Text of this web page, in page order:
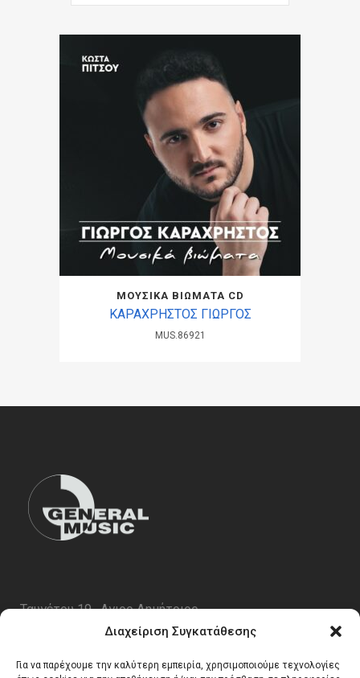
Διαχείριση Συγκατάθεσης
Για να παρέχουμε την καλύτερη εμπειρία, χρησιμοποιούμε τεχνολογίες
ΜΟΥΣΙΚΑ ΒΙΩΜΑΤΑ CD
ΚΑΡΑΧΡΗΣΤΟΣ ΓΙΩΡΓΟΣ
MUS.86921
Ταυγέτου 19 , Αγιος Δημήτριος
email:info@generalmusic.gr